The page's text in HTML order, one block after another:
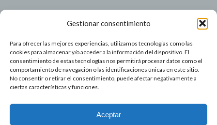
Gestionar consentimiento
Para ofrecer las mejores experiencias, utilizamos tecnologías como las
cookies para almacenar y/o acceder a la información del dispositivo. El
consentimiento de estas tecnologías nos permitirá procesar datos como el
comportamiento de navegación o las identificaciones únicas en este sitio.
No consentir o retirar el consentimiento, puede afectar negativamente a
ciertas características y funciones.
Aceptar
NUESTRO HORARIO
Lu-Vi: 9:00-21:00
Sa-Do: Cerrado